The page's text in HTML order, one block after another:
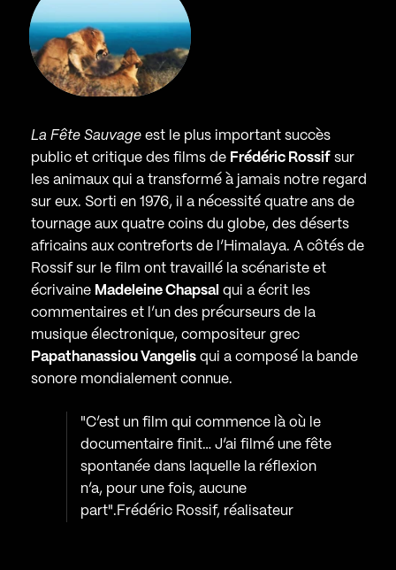
La Fête Sauvageest le plus important succès
public et critique des films de Frédéric Rossifsur
les animaux qui a transformé à jamais notre regard
sur eux. Sorti en 1976, il a nécessité quatre ans de
tournage aux quatre coins du globe, des déserts
africains aux contreforts de l’Himalaya. A côtés de
Rossif sur le film ont travaillé la scénariste et
écrivaine Madeleine Chapsal qui a écrit les
commentaires et l’un des précurseurs de la
musique électronique, compositeur grec
Papathanassiou Vangelisqui a composé la bande
sonore mondialement connue.
"C’est un film qui commence là où le
documentaire finit… J’ai filmé une fête
spontanée dans laquelle la réflexion
n’a, pour une fois, aucune
part".Frédéric Rossif, réalisateur